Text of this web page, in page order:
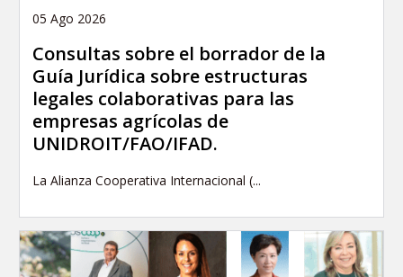
05 Ago 2026
Consultas sobre el borrador de la
Guía Jurídica sobre estructuras
legales colaborativas para las
empresas agrícolas de
UNIDROIT/FAO/IFAD.
La Alianza Cooperativa Internacional (...